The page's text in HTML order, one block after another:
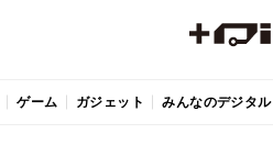
ゲーム ガジェット みんなのデジタル